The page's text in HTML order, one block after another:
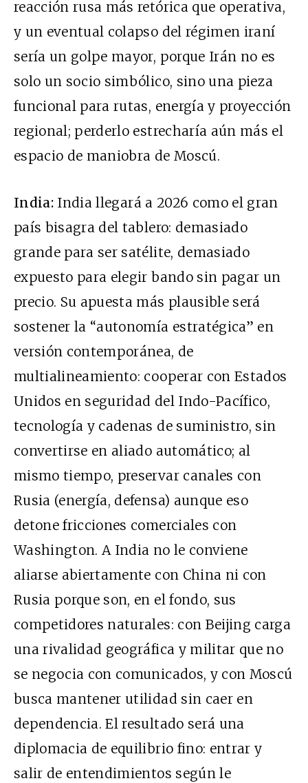
reacción rusa más retórica que operativa,
y un eventual colapso del régimen iraní
sería un golpe mayor, porque Irán no es
solo un socio simbólico, sino una pieza
funcional para rutas, energía y proyección
regional; perderlo estrecharía aún más el
espacio de maniobra de Moscú.
India: India llegará a 2026 como el gran
país bisagra del tablero: demasiado
grande para ser satélite, demasiado
expuesto para elegir bando sin pagar un
precio. Su apuesta más plausible será
sostener la “autonomía estratégica” en
versión contemporánea, de
multialineamiento: cooperar con Estados
Unidos en seguridad del Indo-Pacífico,
tecnología y cadenas de suministro, sin
convertirse en aliado automático; al
mismo tiempo, preservar canales con
Rusia (energía, defensa) aunque eso
detone fricciones comerciales con
Washington. A India no le conviene
aliarse abiertamente con China ni con
Rusia porque son, en el fondo, sus
competidores naturales: con Beijing carga
una rivalidad geográfica y militar que no
se negocia con comunicados, y con Moscú
busca mantener utilidad sin caer en
dependencia. El resultado será una
diplomacia de equilibrio fino: entrar y
salir de entendimientos según le